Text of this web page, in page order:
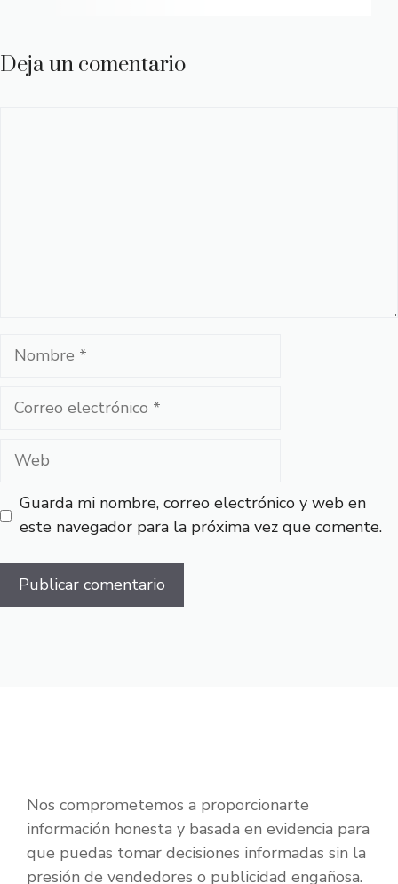
Deja un comentario
Nombre
Correo
Web
Guarda mi nombre, correo electrónico y web en
este navegador para la próxima vez que comente.
Nos comprometemos a proporcionarte
información honesta y basada en evidencia para
que puedas tomar decisiones informadas sin la
presión de vendedores o publicidad engañosa.